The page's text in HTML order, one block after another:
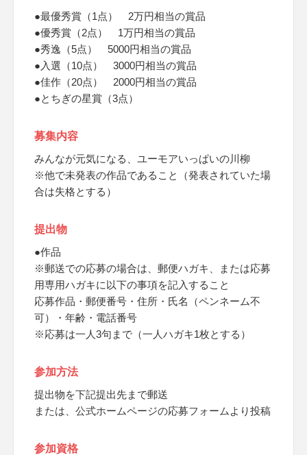
●最優秀賞（1点） 2万円相当の賞品
●優秀賞（2点） 1万円相当の賞品
●秀逸（5点） 5000円相当の賞品
●入選（10点） 3000円相当の賞品
●佳作（20点） 2000円相当の賞品
●とちぎの星賞（3点）
募集内容
みんなが元気になる、ユーモアいっぱいの川柳
※他で未発表の作品であること（発表されていた場
合は失格とする）
提出物
●作品
※郵送での応募の場合は、郵便ハガキ、または応募
用専用ハガキに以下の事項を記入すること
応募作品・郵便番号・住所・氏名（ペンネーム不
可）・年齢・電話番号
※応募は一人3句まで（一人ハガキ1枚とする）
参加方法
提出物を下記提出先まで郵送
または、公式ホームページの応募フォームより投稿
参加資格